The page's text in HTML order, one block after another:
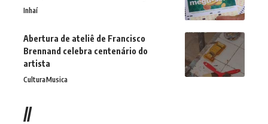
Inhaí
Abertura de ateliê de Francisco
Brennand celebra centenário do
artista
CulturaMusica
//